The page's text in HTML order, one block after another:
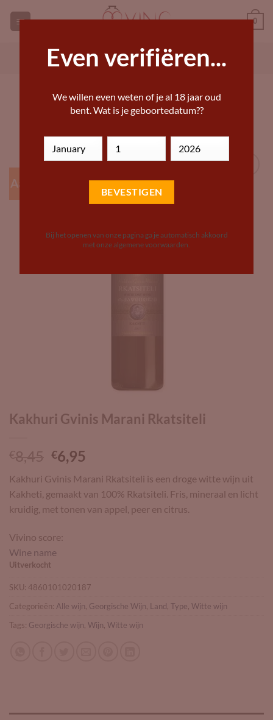
naar
0
GEORGISCHE WIJNEN KOPEN ANDERE WIJN KOPEN
HOME » DRANKWINKEL – BIJZONDERE WIJNEN,
BIEREN EN STERKE DRANKEN
Aanbieding!
Kakhuri Gvinis Marani Rkatsiteli
€8,45 Oorspronkelijke
was:
€8,45.
€6,95
is:
€6,95.
Kakhuri Gvinis Marani Rkatsiteli is een droge witte wijn uit
Kakheti, gemaakt van 100% Rkatsiteli. Fris, mineraal en licht
kruidig, met tonen van appel, peer en citrus.
Vivino score:
Wine name
Uitverkocht
SKU: 4860101020187
Categorieën: Alle wijn, Georgische Wijn, Land, Type, Witte wijn
Tags: Georgische wijn, Wijn, Witte wijn
Even verifiëren...
We willen even weten of je al 18 jaar oud
bent. Wat is je geboortedatum??
Bij het openen van onze pagina ga je automatisch akkoord
met onze algemene voorwaarden.